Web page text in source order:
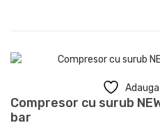
Compresor cu surub
bar